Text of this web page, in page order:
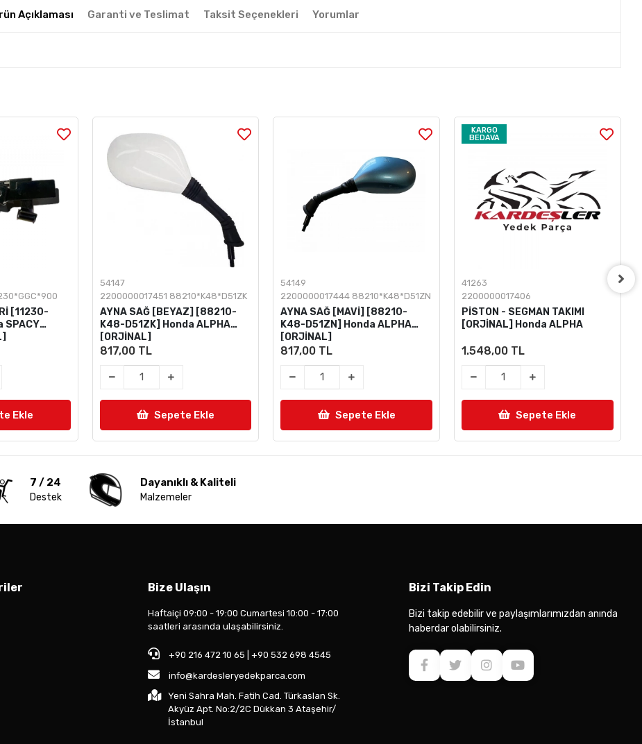
Açıklaması Garanti ve Teslimat Taksit Seçenekleri Yorumlar
[11230-
SPACY
Ekle
54147
2200000017451 88210*K48*D51ZK
AYNA SAĞ [BEYAZ] [88210-
K48-D51ZK] Honda ALPHA
[ORJİNAL]
817,00 TL
Sepete Ekle
54149
2200000017444 88210*K48*D51ZN
AYNA SAĞ [MAVİ] [88210-
K48-D51ZN] Honda ALPHA
[ORJİNAL]
817,00 TL
Sepete Ekle
KARGO
BEDAVA
41263
2200000017406
PİSTON - SEGMAN TAKIMI
[ORJİNAL] Honda ALPHA
1.548,00 TL
Sepete Ekle
7 / 24
Destek
Dayanıklı & Kaliteli
Malzemeler
Bize Ulaşın
Haftaiçi 09:00 - 19:00 Cumartesi 10:00 - 17:00
saatleri arasında ulaşabilirsiniz.
+90 216 472 10 65 | +90 532 698 4545
info@kardesleryedekparca.com
Yeni Sahra Mah. Fatih Cad. Türkaslan Sk.
Akyüz Apt. No:2/2C Dükkan 3 Ataşehir/
İstanbul
Bizi Takip Edin
Bizi takip edebilir ve paylaşımlarımızdan anında
haberdar olabilirsiniz.